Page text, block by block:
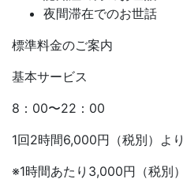
夜間滞在でのお世話
標準料金のご案内
基本サービス
8：00〜22：00
1回2時間6,000円（税別）より
※1時間あたり3,000円（税別）